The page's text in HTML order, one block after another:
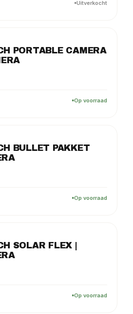
PORTABLE CAMERA
Op voorraad
BULLET PAKKET
Op voorraad
SOLAR FLEX |
Op voorraad
Uitverkocht